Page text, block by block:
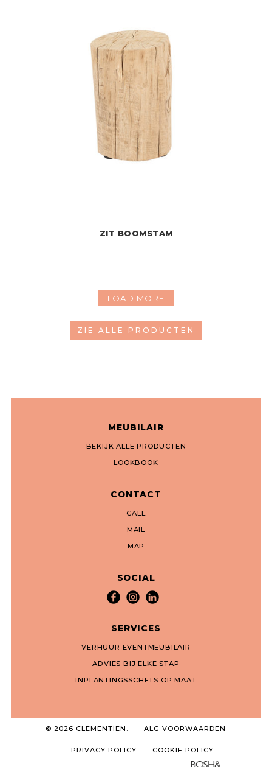
ZIT BOOMSTAM
LOAD MORE
ZIE ALLE PRODUCTEN
MEUBILAIR
BEKIJK ALLE PRODUCTEN
LOOKBOOK
CONTACT
CALL
MAIL
MAP
SOCIAL
SERVICES
VERHUUR EVENTMEUBILAIR
ADVIES BIJ ELKE STAP
INPLANTINGSSCHETS OP MAAT
© 2026 CLEMENTIEN. ALG VOORWAARDEN
PRIVACY POLICY COOKIE POLICY